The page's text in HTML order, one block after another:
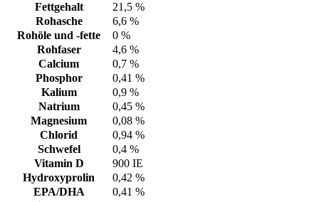
Fettgehalt
21,5 %
Rohasche
6,6 %
Rohöle und -fette
0 %
Rohfaser
4,6 %
Calcium
0,7 %
Phosphor
0,41 %
Kalium
0,9 %
Natrium
0,45 %
Magnesium
0,08 %
Chlorid
0,94 %
Schwefel
0,4 %
Vitamin D
900 IE
Hydroxyprolin
0,42 %
EPA/DHA
0,41 %